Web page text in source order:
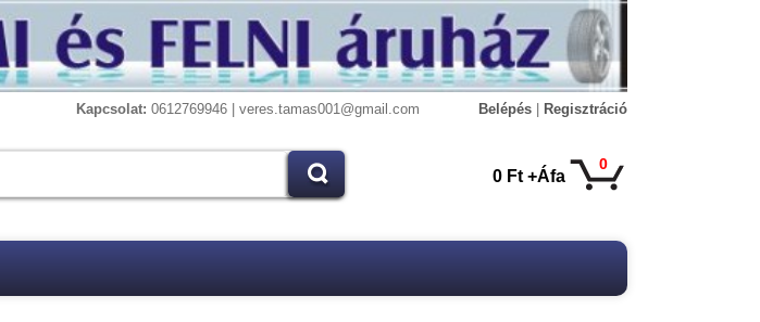
Kapcsolat: 0612769946 | veres.tamas001@gmail.com Belépés Regisztráció
0
0 Ft +Áfa